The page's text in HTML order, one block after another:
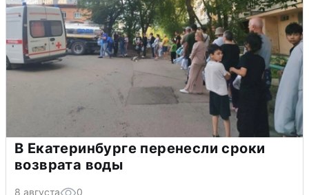
В Екатеринбурге перенесли сроки
возврата воды
8 августа 0